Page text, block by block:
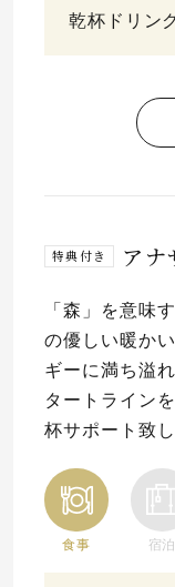
乾杯ドリン
特典付き アナ
「森」を意味
の優しい暖か
ギーに満ち溢
タートライン
杯サポート致し
食事 宿泊